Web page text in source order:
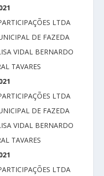
LTDA
DE FAZEDA
VIDAL BERNARDO
TAVARES
LTDA
DE FAZEDA
VIDAL BERNARDO
TAVARES
LTDA